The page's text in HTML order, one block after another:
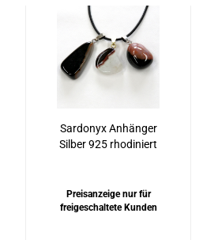
Sardonyx Anhänger
Silber 925 rhodiniert
Preisanzeige nur für
freigeschaltete Kunden